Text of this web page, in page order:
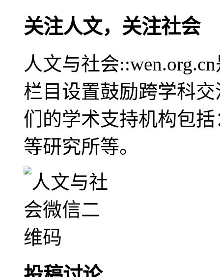
关注人文，关注社会
人文与社会
栏目设置鼓励跨学科
们的学术支持机构包
等研究所等。